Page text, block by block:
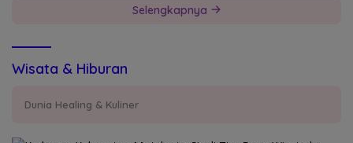
Selengkapnya
Wisata & Hiburan
Dunia Healing & Kuliner